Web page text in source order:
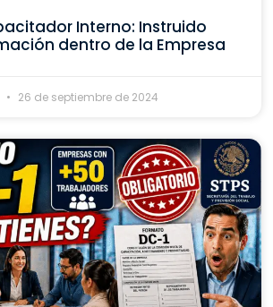
Interno: Instruido
dentro de la Empresa
26 de septiembre de 2024